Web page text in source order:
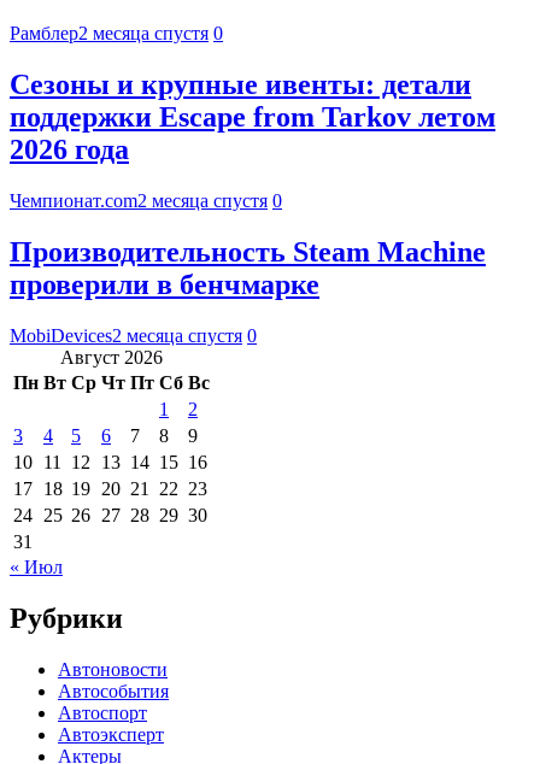
Рамблер2 месяца спустя 0
Сезоны и крупные ивенты: детали
поддержки Escape from Tarkov летом
2026 года
Чемпионат.com2 месяца спустя 0
Производительность Steam Machine
проверили в бенчмарке
MobiDevices2 месяца спустя 0
Август 2026
Пн Вт Ср Чт Пт Сб Вс
1
2
3
4 5 6 7 8
9
10 11 12 13 14 15 16
17 18 19 20 21 22 23
24 25 26 27 28 29 30
31
« Июл
Рубрики
Автоновости
Автособытия
Автоспорт
Автоэксперт
Актеры